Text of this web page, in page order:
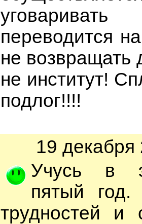
переводится
не возвращать
не институт!
подлог!!!!
19 декабря
Учусь в
пятый
трудностей и